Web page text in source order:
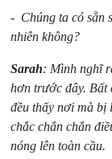
- Chúng ta có sẵn
nhiên không?
Sarah: Mình nghĩ
hơn trước đây. Bất
đều thấy nơi mà
chắc chắn chắn
nóng lên toàn cầu.